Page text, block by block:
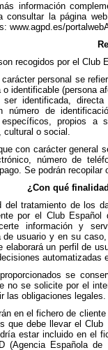
información
consultar la página
www.agpd.es/
recogidos por el Club
carácter personal se
o identificable (persona
ser identificada,
número de
específicos, propios a
cultural o social.
con carácter general
número de
Se podrán
¿Con qué
del tratamiento de los
por el Club
información y
de usuario y en su
elaborará un perfil de
automatizadas
se
no se solicite por el
las obligaciones legales.
en el fichero de
que debe llevar el
estar incluido en el
(Agencia Española